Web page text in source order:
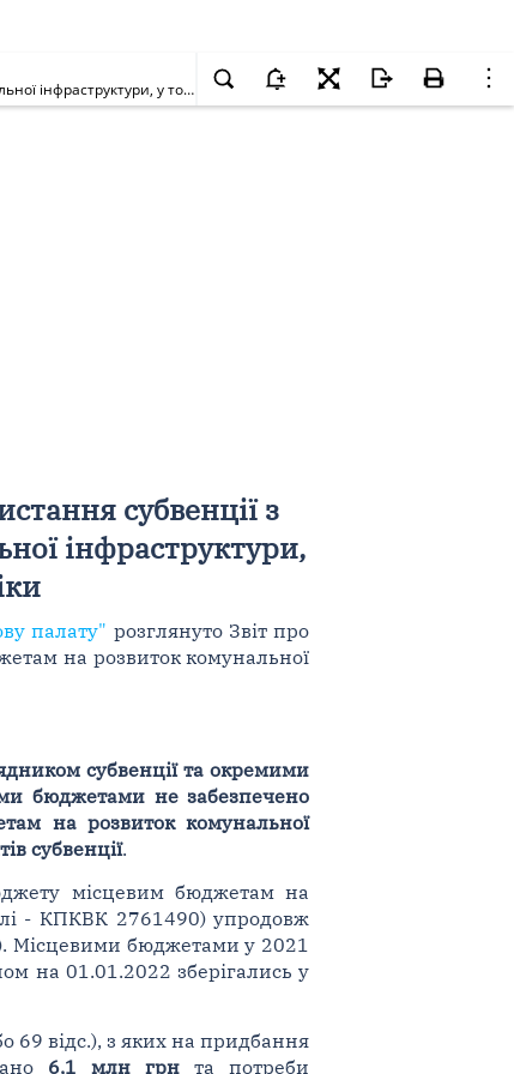
Про розгляд Звіту про результати аудиту ефективності використання субвенції з державного бюджету місцевим бюджетам на розвиток комунальної інфраструктури, у тому числі на придбання комунальної техніки
субвенції з
інфраструктури,
палату" розглянуто Звіт про
на розвиток комунальної
субвенції та окремими
бюджетами не забезпечено
на розвиток комунальної
субвенції.
місцевим бюджетам на
- КПКВК 2761490) упродовж
Місцевими бюджетами у 2021
на 01.01.2022 зберігались у
69 відс.), з яких на придбання
6,1 млн грн та потреби